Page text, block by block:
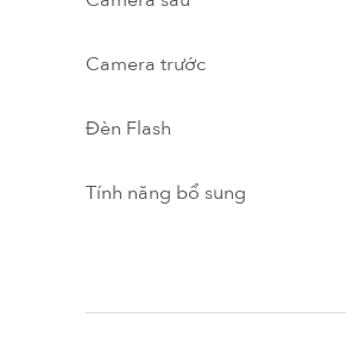
Camera trước
Đèn Flash
Tính năng bổ sung